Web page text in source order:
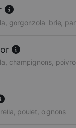
gorgonzola, brie,
champignons,
poulet, oignons